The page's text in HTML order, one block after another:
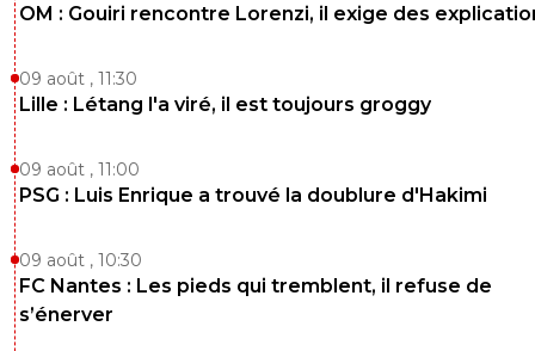
OM : Gouiri rencontre Lorenzi, il exige des
09 août , 11:30
Lille : Létang l'a viré, il est toujours groggy
09 août , 11:00
PSG : Luis Enrique a trouvé la doublure d'Hakimi
09 août , 10:30
FC Nantes : Les pieds qui tremblent, il refuse de
s’énerver